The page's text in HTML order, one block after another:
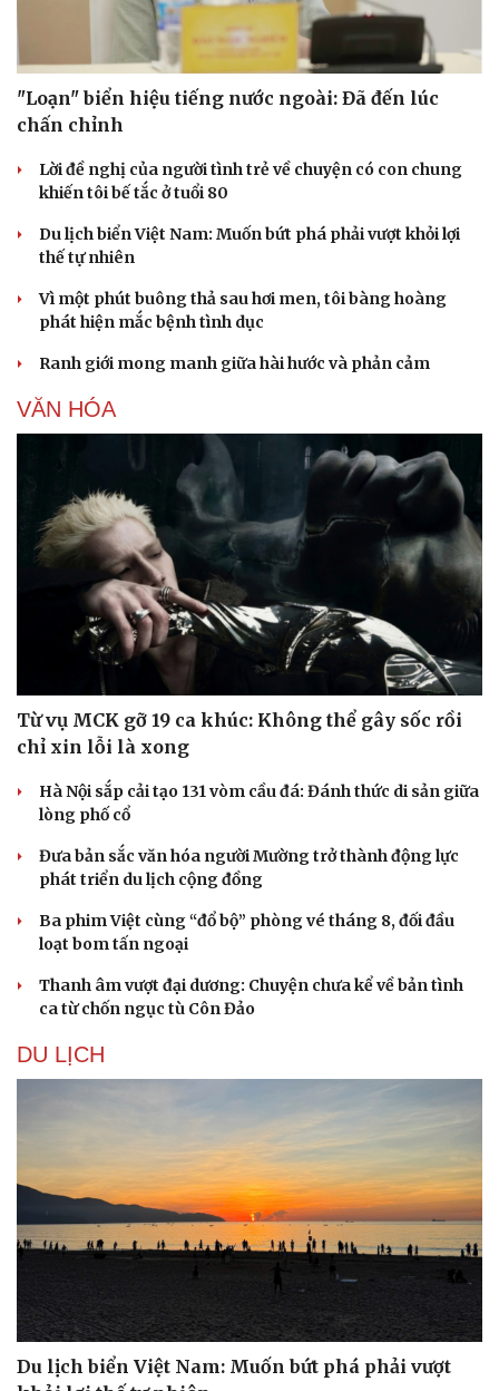
Văn hóa
Sân khấu - Điện ảnh
Âm nhạc
Di sản
Giải trí
Sao Việt
"Loạn" biển hiệu tiếng nước ngoài: Đã đến lúc
chấn chỉnh
Lời đề nghị của người tình trẻ về chuyện có con chung
khiến tôi bế tắc ở tuổi 80
Du lịch biển Việt Nam: Muốn bứt phá phải vượt khỏi lợi
thế tự nhiên
Vì một phút buông thả sau hơi men, tôi bàng hoàng
phát hiện mắc bệnh tình dục
Ranh giới mong manh giữa hài hước và phản cảm
VĂN HÓA
Từ vụ MCK gỡ 19 ca khúc: Không thể gây sốc rồi
chỉ xin lỗi là xong
Hà Nội sắp cải tạo 131 vòm cầu đá: Đánh thức di sản giữa
lòng phố cổ
Đưa bản sắc văn hóa người Mường trở thành động lực
phát triển du lịch cộng đồng
Ba phim Việt cùng “đổ bộ” phòng vé tháng 8, đối đầu
loạt bom tấn ngoại
Thanh âm vượt đại dương: Chuyện chưa kể về bản tình
ca từ chốn ngục tù Côn Đảo
DU LỊCH
Du lịch biển Việt Nam: Muốn bứt phá phải vượt